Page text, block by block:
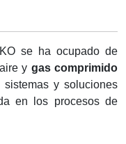
se ha ocupado de
y gas comprimido
y soluciones
en los procesos de